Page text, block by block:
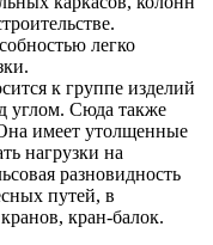
легко
к группе изделий
углом. Сюда также
имеет утолщенные
нагрузки на
разновидность
путей, в
кран-балок.